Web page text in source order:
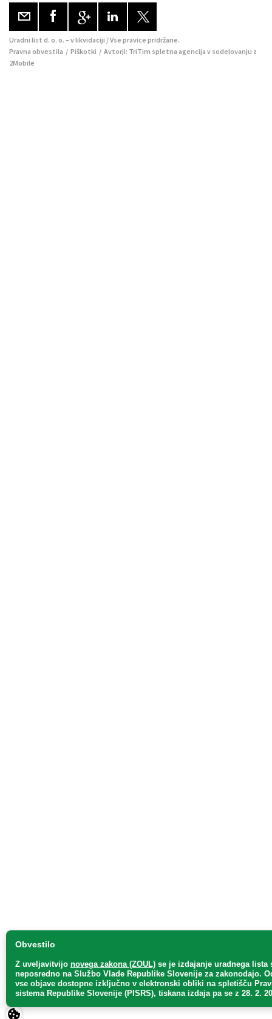
Obvestilo
Z uveljavitvijo novega zakona (ZOUL) se je izdajanje uradnega lista
neposredno na Službo Vlade Republike Slovenije za zakonodajo.
vse objave dostopne izključno v elektronski obliki na spletišču
sistema Republike Slovenije (PISRS), tiskana izdaja pa se z 28. 2.
Uradni list d. o. o. – v likvidaciji / Vse pravice pridržane.
Pravna obvestila / Piškotki / Avtorji: TriTim spletna agencija v sodelovanju z
2Mobile